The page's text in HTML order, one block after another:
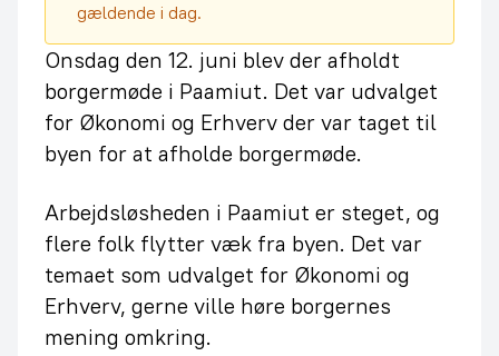
gældende i dag.
Onsdag den 12. juni blev der afholdt
borgermøde i Paamiut. Det var udvalget
for Økonomi og Erhverv der var taget til
byen for at afholde borgermøde.
Arbejdsløsheden i Paamiut er steget, og
flere folk flytter væk fra byen. Det var
temaet som udvalget for Økonomi og
Erhverv, gerne ville høre borgernes
mening omkring.